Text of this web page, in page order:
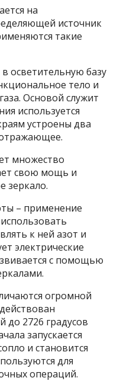
на
источник
такие
осветительную базу
тело и
Основой служит
используется
устроены два
множество
свою мощь и
зеркало.
– применение
к ней азот и
электрические
с помощью
огромной
до 2726 градусов
запускается
и становится
для
операций.